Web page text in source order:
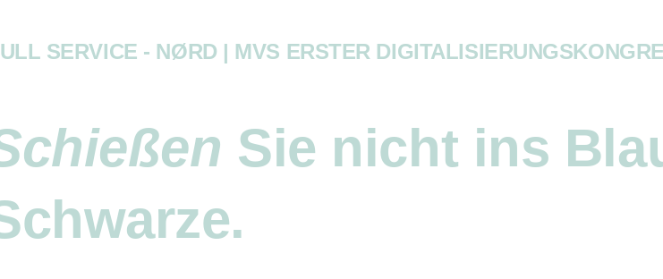
SERVICE - NØRD | MVS ERSTER
Sie nicht ins